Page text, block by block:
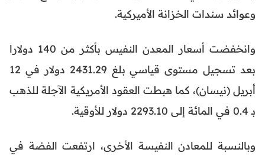
وعوائد سندات الخزانة الأميركية.
وانخفضت أسعار المعدن النفيس بأكثر من 140 دولارا
بعد تسجيل مستوى قياسي بلغ 2431.29 دولار في 12
أبريل (نيسان)، كما هبطت العقود الأمريكية الآجلة للذهب
بـ 0.4 في المائة إلى 2293.10 دولار للأوقية.
وبالنسبة للمعادن النفيسة الأخرى، ارتفعت الفضة في